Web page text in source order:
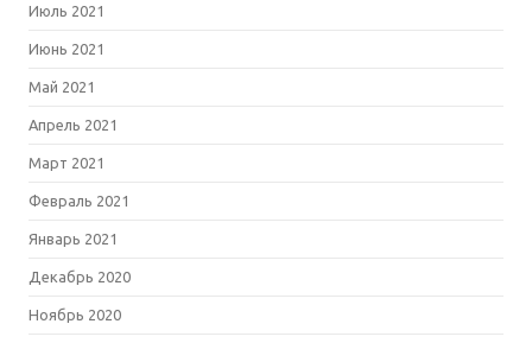
Июль 2021
Июнь 2021
Май 2021
Апрель 2021
Март 2021
Февраль 2021
Январь 2021
Декабрь 2020
Ноябрь 2020